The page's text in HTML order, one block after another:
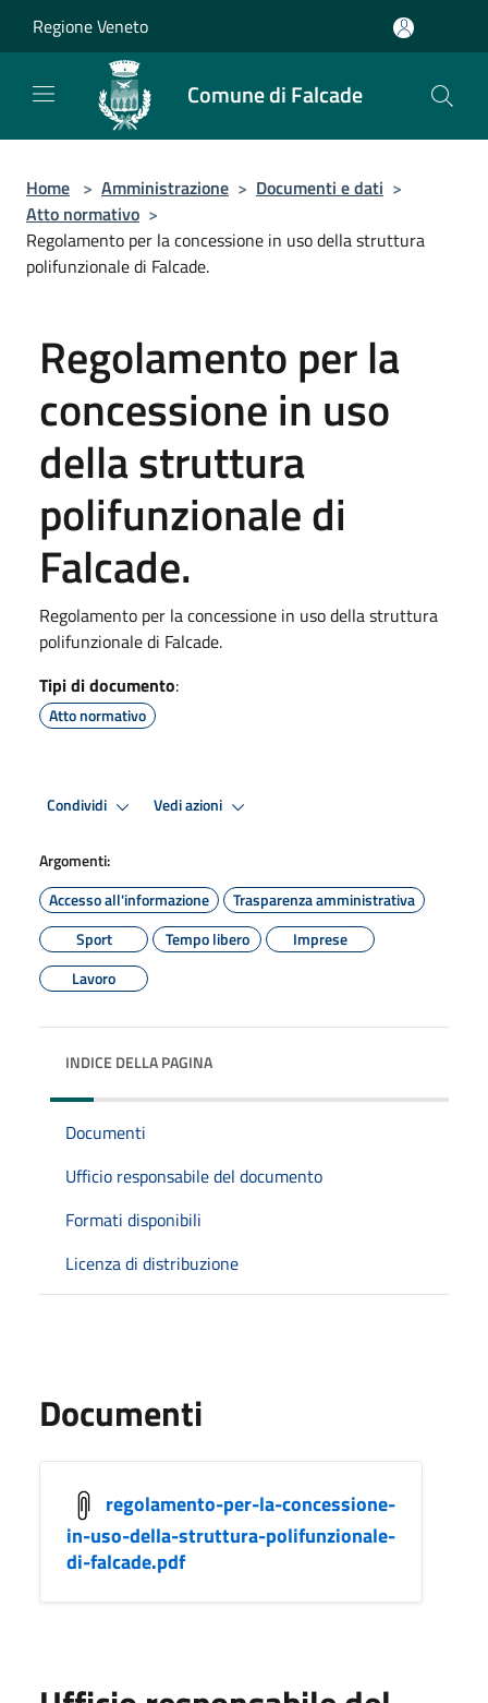
Regione Veneto
Comune di Falcade
Home > Amministrazione > Documenti e dati >
Atto normativo >
Regolamento per la concessione in uso della struttura
polifunzionale di Falcade.
Regolamento per la
concessione in uso
della struttura
polifunzionale di
Falcade.
Regolamento per la concessione in uso della struttura
polifunzionale di Falcade.
Tipi di documento:
Atto normativo
Condividi Vedi azioni
Argomenti:
Accesso all'informazione
Trasparenza amministrativa
Sport
Tempo libero
Imprese
Lavoro
INDICE DELLA PAGINA
Documenti
Ufficio responsabile del documento
Formati disponibili
Licenza di distribuzione
Documenti
regolamento-per-la-concessione-
in-uso-della-struttura-polifunzionale-
di-falcade.pdf